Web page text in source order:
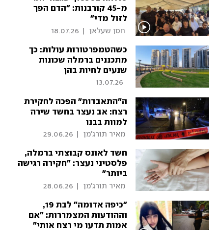
מ-45 קורבנות: "הדם הפך
לזול מדי"
חסן שעלאן 18.07.26
כשהטמפרטורות עולות: כך
מתכננים ברמלה שכונות
שנעים לחיות בהן
13.07.26
ה"התאבדות" הפכה לחקירת
רצח: אב נעצר בחשד שירה
למוות בבנו
מאיר תורג'מן 29.06.26
חשד לאונס קבוצתי ברמלה,
פלסטיני נעצר: "חקירה רגישה
ביותר"
מאיר תורג'מן 28.06.26
"כיפה אדומה" לבת 19,
וההודעות המצמררות: "אם
אמות תדעו מי רצח אותי"